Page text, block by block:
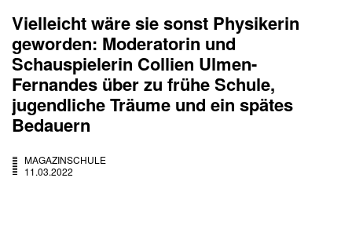
Vielleicht wäre sie sonst Physikerin
geworden: Moderatorin und
Schauspielerin Collien Ulmen-
Fernandes über zu frühe Schule,
jugendliche Träume und ein spätes
Bedauern
MAGAZINSCHULE
11.03.2022